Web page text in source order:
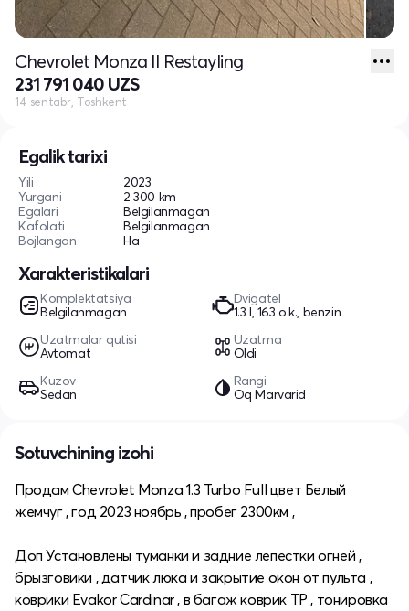
Egalik tarixi
Yili
2023
Yurgani
2 300 km
Egalari
Belgilanmagan
Kafolati
Belgilanmagan
Bojlangan
Ha
Xarakteristikalari
Komplektatsiya
Belgilanmagan
Dvigatel
1.3 l, 163 o.k., benzin
Uzatmalar qutisi
Avtomat
Uzatma
Oldi
Kuzov
Sedan
Rangi
Oq Marvarid
Chevrolet Monza II Restayling
231 791 040 UZS
14 sentabr, Toshkent
Sotuvchining izohi
Продам Chevrolet Monza 1.3 Turbo Full цвет Белый
жемчуг , год 2023 ноябрь , пробег 2300км ,
Доп Установлены туманки и задние лепестки огней ,
брызговики , датчик люка и закрытие окон от пульта ,
коврики Evakor Cardinar , в багаж коврик TP , тонировка